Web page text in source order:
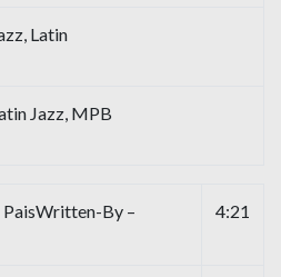
Latin
Jazz, MPB
By –
4:21